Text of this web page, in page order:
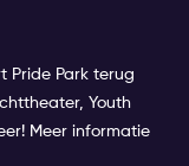
Pride Park terug
Youth
Meer informatie